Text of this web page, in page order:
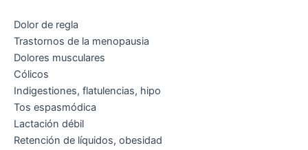
Dolor de regla
Trastornos de la menopausia
Dolores musculares
Cólicos
Indigestiones, flatulencias, hipo
Tos espasmódica
Lactación débil
Retención de líquidos, obesidad